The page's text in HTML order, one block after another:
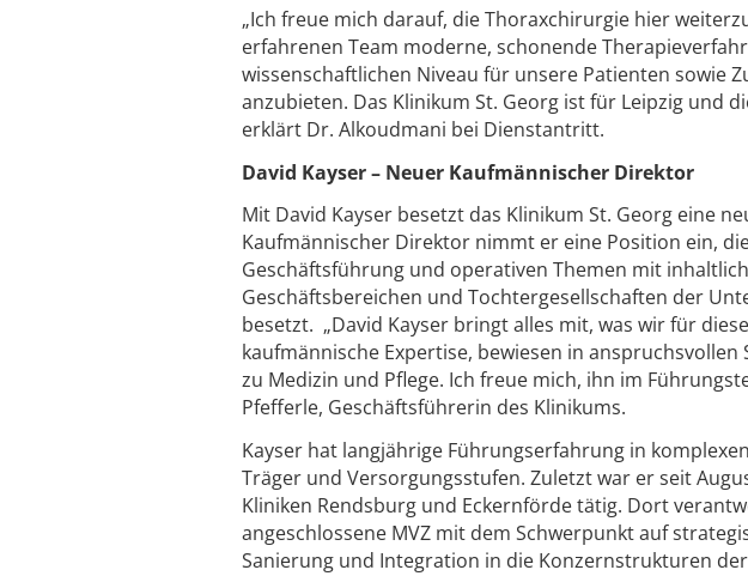
„Ich freue mich darauf, die Thoraxchirurgie hier
erfahrenen Team moderne, schonende
wissenschaftlichen Niveau für unsere Patienten sowie
anzubieten. Das Klinikum St. Georg ist für Leipzig und
erklärt Dr. Alkoudmani bei Dienstantritt.
David Kayser – Neuer Kaufmännischer Direktor
Mit David Kayser besetzt das Klinikum St. Georg eine
Kaufmännischer Direktor nimmt er eine Position ein,
Geschäftsführung und operativen Themen mit
Geschäftsbereichen und Tochtergesellschaften der
besetzt. „David Kayser bringt alles mit, was wir für
kaufmännische Expertise, bewiesen in
zu Medizin und Pflege. Ich freue mich, ihn im
Pfefferle, Geschäftsführerin des Klinikums.
Kayser hat langjährige Führungserfahrung in
Träger und Versorgungsstufen. Zuletzt war er seit
Kliniken Rendsburg und Eckernförde tätig. Dort
angeschlossene MVZ mit dem Schwerpunkt auf
Sanierung und Integration in die Konzernstrukturen